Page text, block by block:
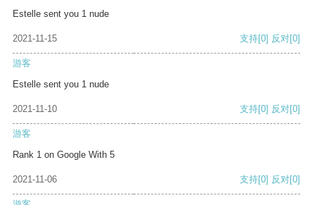
Estelle sent you 1 nude
2021-11-15 支持[0] 反对[0]
游客
Estelle sent you 1 nude
2021-11-10 支持[0] 反对[0]
游客
Rank 1 on Google With 5
2021-11-06 支持[0] 反对[0]